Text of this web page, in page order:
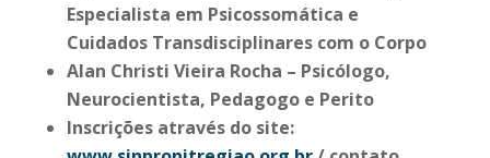
Especialista em Psicossomática e
Cuidados Transdisciplinares com o Corpo
Alan Christi Vieira Rocha – Psicólogo,
Neurocientista, Pedagogo e Perito
Inscrições através do site: